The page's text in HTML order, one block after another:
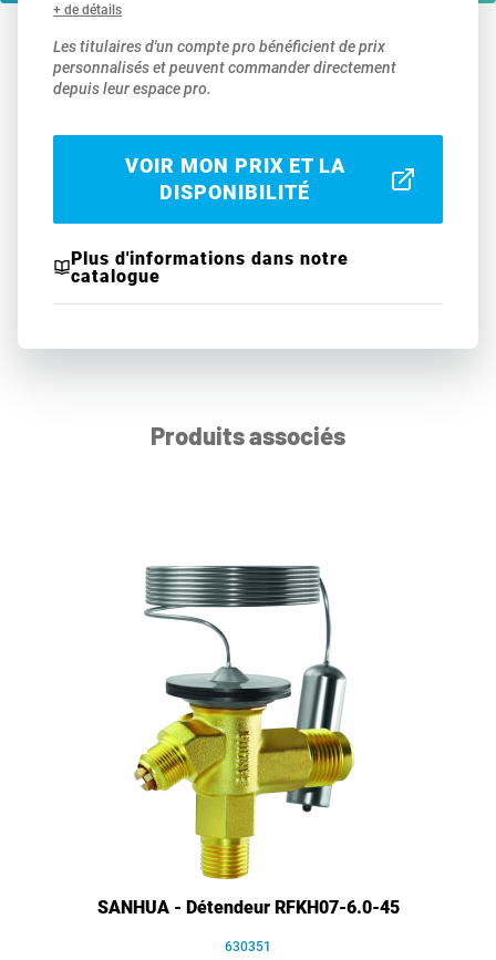
+ de détails
Les titulaires d'un compte pro bénéficient de prix
personnalisés et peuvent commander directement
depuis leur espace pro.
VOIR MON PRIX ET LA
DISPONIBILITÉ
Plus d'informations dans notre
catalogue
Produits associés
SANHUA - Détendeur RFKH07-6.0-45
630351